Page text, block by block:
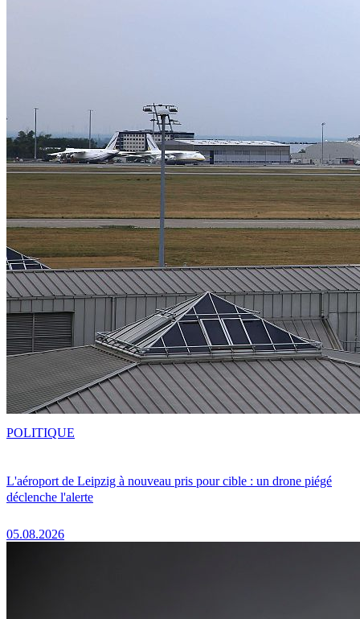
L'aéroport de Leipzig à nouveau pris pour cible : un drone piégé
déclenche l'alerte
05.08.2026
POLITIQUE